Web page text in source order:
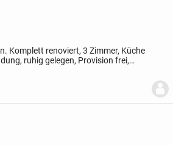
Komplett renoviert, 3 Zimmer, Küche
ruhig gelegen, Provision frei,